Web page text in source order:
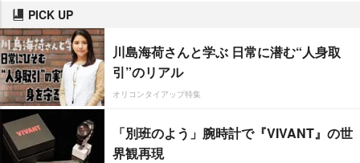
PICK UP
川島海荷さんと学ぶ 日常に潜む“人身取
引”のリアル
オリコンタイアップ特集
「別班のよう」腕時計で『VIVANT』の世
界観再現